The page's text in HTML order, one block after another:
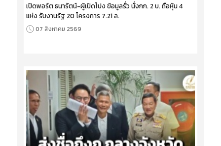
เปิดพอร์ต ธนารัตน์-ผู้เปิดโปง ข้อมูลรั่ว นั่งกก. 2 บ. ถือหุ้น 4
แห่ง รับงานรัฐ 20 โครงการ 7.21 ล.
07 สิงหาคม 2569